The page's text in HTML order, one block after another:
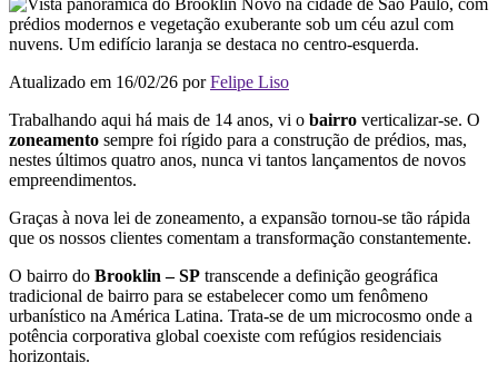
Atualizado em 16/02/26 porFelipe Liso
Trabalhando aqui há mais de 14 anos, vi o bairro verticalizar-se. O
zoneamento sempre foi rígido para a construção de prédios, mas,
nestes últimos quatro anos, nunca vi tantos lançamentos de novos
empreendimentos.
Graças à nova lei de zoneamento, a expansão tornou-se tão rápida
que os nossos clientes comentam a transformação constantemente.
O bairro do Brooklin – SP transcende a definição geográfica
tradicional de bairro para se estabelecer como um fenômeno
urbanístico na América Latina. Trata-se de um microcosmo onde a
potência corporativa global coexiste com refúgios residenciais
horizontais.